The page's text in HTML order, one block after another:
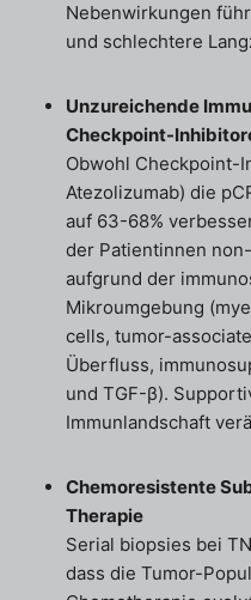
Nebenwirkungen
und schlechtere
Unzureichende
Checkpoint-
Obwohl Checkpoint-
Atezolizumab) die
auf 63-68%
der Patientinnen
aufgrund der
Mikroumgebung
cells, tumor-
Überfluss,
und TGF-β).
Immunlandschaft
Chemoresistente
Therapie
Serial biopsies bei
dass die Tumor-